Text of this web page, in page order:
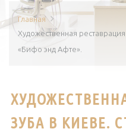
Главная
Художественная
«Бифо энд Афте».
ЗУБА В КИЕВЕ.